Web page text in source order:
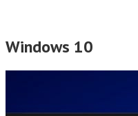
Windows 10